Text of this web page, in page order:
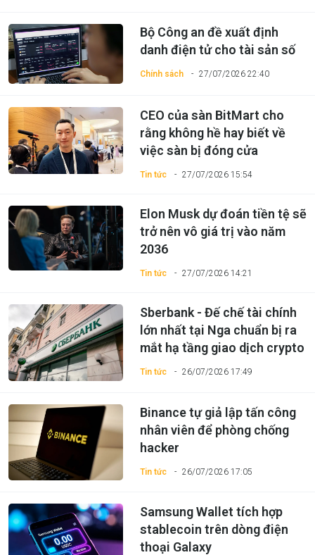
Chính sách 27/07/2026 22:40
Bộ Công an đề xuất định
danh điện tử cho tài sản số
Tin tức 27/07/2026 15:54
CEO của sàn BitMart cho
rằng không hề hay biết về
việc sàn bị đóng cửa
Tin tức 27/07/2026 14:21
Elon Musk dự đoán tiền tệ sẽ
trở nên vô giá trị vào năm
2036
Tin tức 26/07/2026 17:49
Sberbank - Đế chế tài chính
lớn nhất tại Nga chuẩn bị ra
mắt hạ tầng giao dịch crypto
Tin tức 26/07/2026 17:05
Binance tự giả lập tấn công
nhân viên để phòng chống
hacker
Samsung Wallet tích hợp
stablecoin trên dòng điện
thoại Galaxy